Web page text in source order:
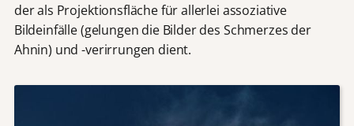
der als Projektionsfläche für allerlei assoziative
Bildeinfälle (gelungen die Bilder des Schmerzes der
Ahnin) und -verirrungen dient.